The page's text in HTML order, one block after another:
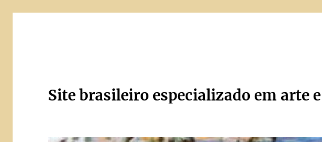
Site brasileiro especializado em arte